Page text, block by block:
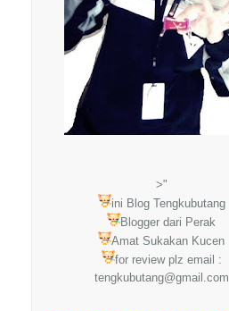
>"
ini Blog Tengkubutang
Blogger dari Perak
Amat Sukakan Kucen
for review plz email :
tengkubutang@gmail.com